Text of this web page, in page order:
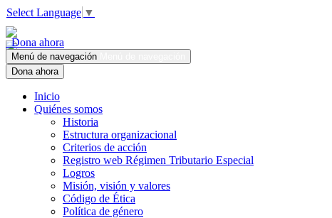
Select Language ▼
Dona ahora
Menú de navegación
Dona ahora
Inicio
Quiénes somos
Historia
Estructura organizacional
Criterios de acción
Registro web Régimen Tributario Especial
Logros
Misión, visión y valores
Código de Ética
Política de género